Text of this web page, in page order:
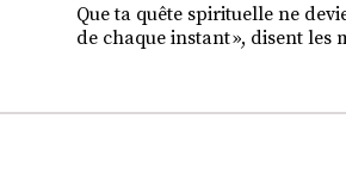
Que ta quête spirituelle ne
de chaque instant », disent les